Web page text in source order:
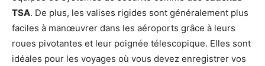
TSA. De plus, les valises rigides sont généralement plus
faciles à manœuvrer dans les aéroports grâce à leurs
roues pivotantes et leur poignée télescopique. Elles sont
idéales pour les voyages où vous devez enregistrer vos